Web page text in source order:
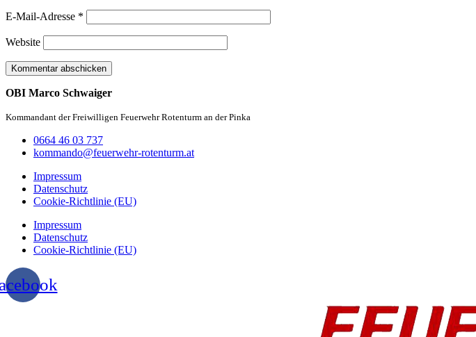
E-Mail-Adresse *
Website
OBI Marco Schwaiger
Kommandant der Freiwilligen Feuerwehr Rotenturm an der Pinka
0664 46 03 737
kommando@feuerwehr-rotenturm.at
Impressum
Datenschutz
Cookie-Richtlinie (EU)
Impressum
Datenschutz
Cookie-Richtlinie (EU)